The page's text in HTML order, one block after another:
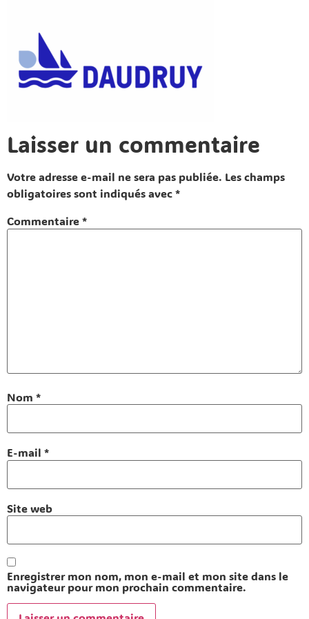
Laisser un commentaire
Votre adresse e-mail ne sera pas publiée. Les champs
obligatoires sont indiqués avec*
Commentaire*
Nom *
E-mail *
Site web
Enregistrer mon nom, mon e-mail et mon site dans le
navigateur pour mon prochain commentaire.